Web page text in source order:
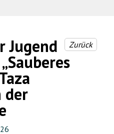
Jugend
der
Zurück